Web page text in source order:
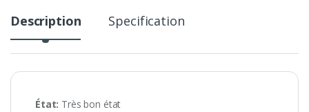
Description Specification
État: Très bon état